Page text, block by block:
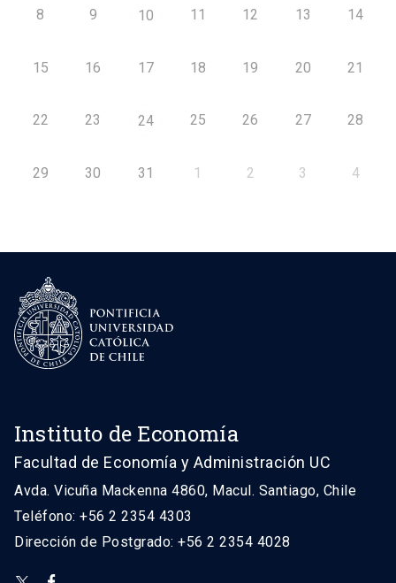
8 9 10 11 12 13 14
15 16 17 18 19 20 21
22 23 24 25 26 27 28
29 30 31 1 2 3 4
Instituto de Economía
Facultad de Economía y Administración UC
Avda. Vicuña Mackenna 4860, Macul. Santiago, Chile
Teléfono: +56 2 2354 4303
Dirección de Postgrado: +56 2 2354 4028